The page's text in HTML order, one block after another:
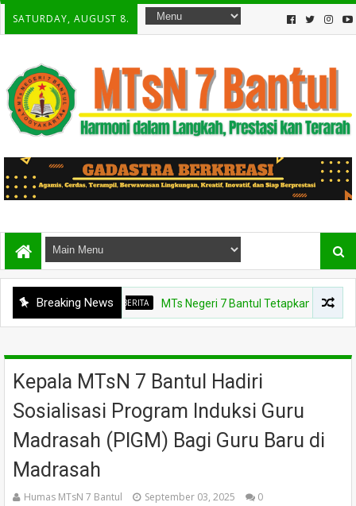
SATURDAY, AUGUST 8.
Breaking News
BERITA MTs Negeri 7 Bantul Tetapkan Tiga Agen
Kepala MTsN 7 Bantul Hadiri
Sosialisasi Program Induksi Guru
Madrasah (PIGM) Bagi Guru Baru di
Madrasah
Humas MTsN 7 Bantul September 03, 2025 0